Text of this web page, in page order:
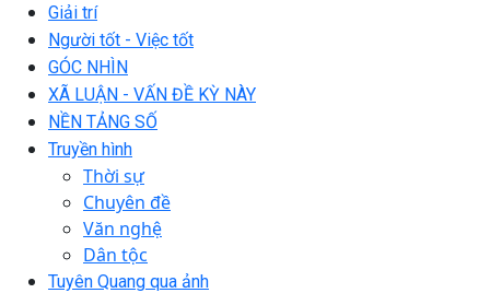
Giải trí
Người tốt - Việc tốt
GÓC NHÌN
XÃ LUẬN - VẤN ĐỀ KỲ NÀY
NỀN TẢNG SỐ
Truyền hình
Thời sự
Chuyên đề
Văn nghệ
Dân tộc
Tuyên Quang qua ảnh